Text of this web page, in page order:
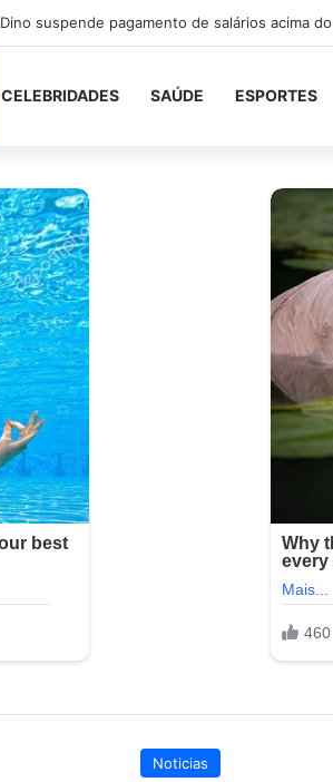
CELEBRIDADES SAÚDE ESPORTES
Noticias